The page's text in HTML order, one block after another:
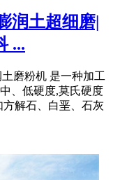
润土超细磨|
...
磨粉机 是一种加工
、低硬度,莫氏硬度
解石、白垩、石灰